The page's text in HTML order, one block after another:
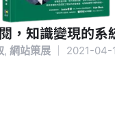
，知識變現的系
, 網站策展 2021-04-